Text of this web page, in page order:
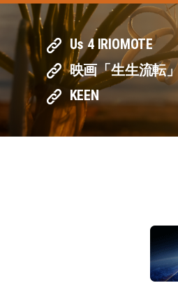
Us 4 IRIOMOTE
映画「生生流転」
KEEN